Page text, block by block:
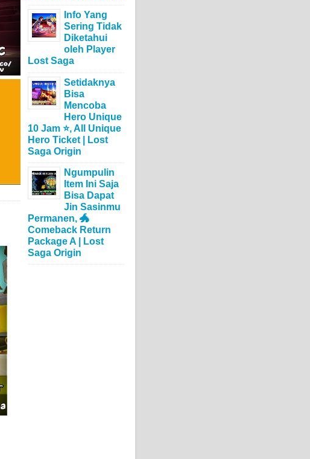
Info Yang
Sering Tidak
Diketahui
oleh Player
Lost Saga
Setidaknya
Bisa
Mencoba
Hero Unique
10 Jam ⭐, All Unique
Hero Ticket | Lost
Saga Origin
Ngumpulin
Item Ini Saja
Bisa Dapat
Jin Sasinmu
Permanen, 🐲
Comeback Return
Package A | Lost
Saga Origin